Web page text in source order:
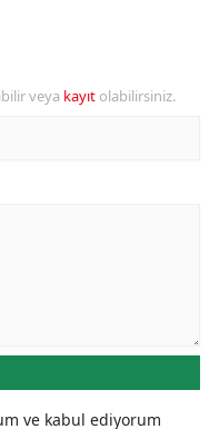
veya kayıt olabilirsiniz.
ve kabul ediyorum